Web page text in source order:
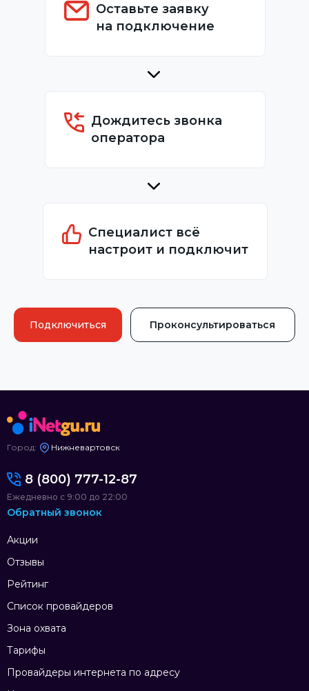
Оставьте заявку
на подключение
Дождитесь звонка
оператора
Специалист всё
настроит и подключит
Подключиться Проконсультироваться
Город: Нижневартовск
Акции
Отзывы
Рейтинг
Список провайдеров
Зона охвата
Тарифы
Провайдеры интернета по адресу
8 (800) 777-12-87
Ежедневно с 9:00 до 22:00
Обратный звонок